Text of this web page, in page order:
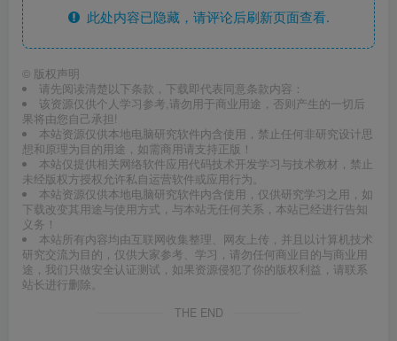
此处内容已隐藏，请评论后刷新页面查看.
© 版权声明
请先阅读清楚以下条款，下载即代表同意条款内容：
该资源仅供个人学习参考,请勿用于商业用途，否则产生的一切后
果将由您自己承担!
本站资源仅供本地电脑研究软件内含使用，禁止任何非研究设计思
想和原理为目的用途，如需商用请支持正版！
本站仅提供相关网络软件应用代码技术开发学习与技术教材，禁止
未经版权方授权允许私自运营软件或应用行为。
本站资源仅供本地电脑研究软件内含使用，仅供研究学习之用，如
下载改变其用途与使用方式，与本站无任何关系，本站已经进行告知
义务！
本站所有内容均由互联网收集整理、网友上传，并且以计算机技术
研究交流为目的，仅供大家参考、学习，请勿任何商业目的与商业用
途，我们只做安全认证测试，如果资源侵犯了你的版权利益，请联系
站长进行删除。
THE END